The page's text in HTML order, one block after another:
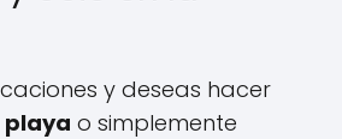
y deseas hacer
playa o simplemente